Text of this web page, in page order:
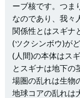
ーブ核です。つま
なのであり、我々
関係性とはスギナ
(ツクシンボウ)が
(人間)の本体はス
とスギナは地下の
場圏の乱れは生物
地球コアの乱れは